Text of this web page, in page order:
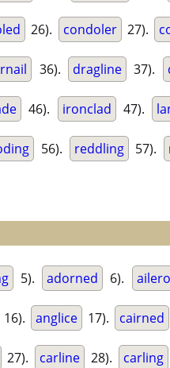
26). condoler 27).
36). dragline 37).
46). ironclad 47).
56). reddling 57).
5). adorned 6).
16). anglice 17). cairned
27). carline 28). carling